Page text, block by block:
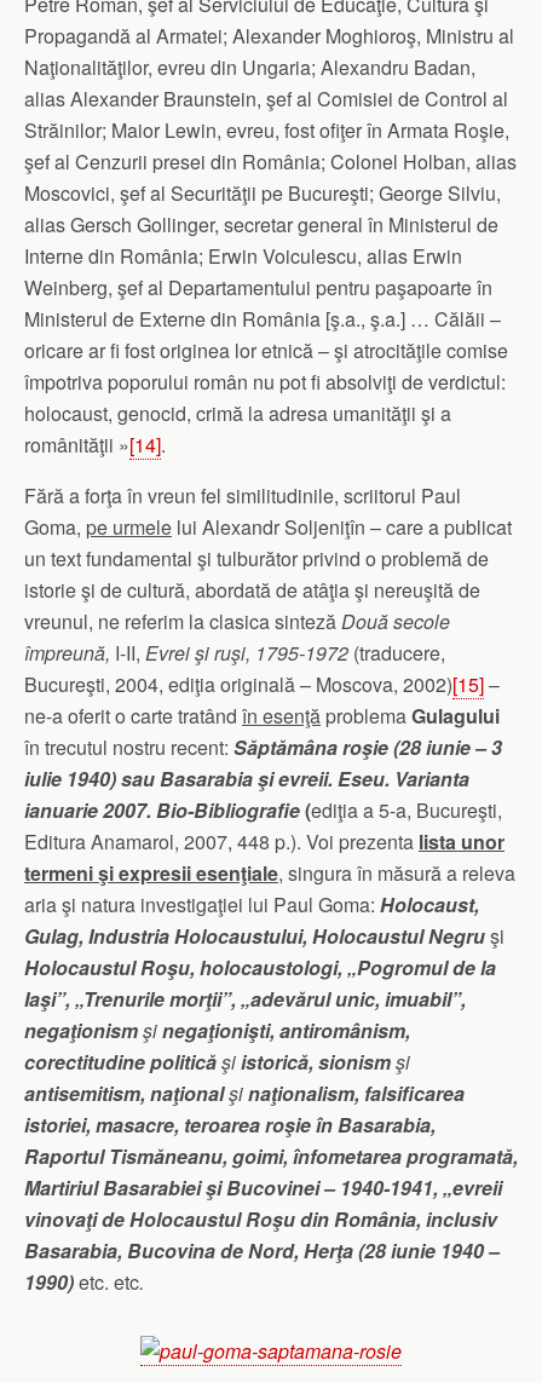
Propagandă al Armatei; Alexander Moghioroş, Ministru al
Naţionalităţilor, evreu din Ungaria; Alexandru Badan,
alias Alexander Braunstein, şef al Comisiei de Control al
Străinilor; Maior Lewin, evreu, fost ofiţer în Armata Roşie,
şef al Cenzurii presei din România; Colonel Holban, alias
Moscovici, şef al Securităţii pe Bucureşti; George Silviu,
alias Gersch Gollinger, secretar general în Ministerul de
Interne din România; Erwin Voiculescu, alias Erwin
Weinberg, şef al Departamentului pentru paşapoarte în
Ministerul de Externe din România [ş.a., ş.a.] … Călăii –
oricare ar fi fost originea lor etnică – şi atrocităţile comise
împotriva poporului român nu pot fi absolviţi de verdictul:
holocaust, genocid, crimă la adresa umanităţii şi a
românităţii »[14].
Fără a forţa în vreun fel similitudinile, scriitorul Paul
Goma, pe urmele lui Alexandr Soljeniţîn – care a publicat
un text fundamental şi tulburător privind o problemă de
istorie şi de cultură, abordată de atâţia şi nereuşită de
vreunul, ne referim la clasica sintezăDouă secole
împreună, I-II, Evrei şi ruşi, 1795-1972 (traducere,
Bucureşti, 2004, ediţia originală – Moscova, 2002)[15]–
ne-a oferit o carte tratând în esenţă problemaGulagului
în trecutul nostru recent: Săptămâna roşie (28 iunie – 3
iulie 1940) sau Basarabia şi evreii. Eseu. Varianta
ianuarie 2007. Bio-Bibliografie(ediţia a 5-a, Bucureşti,
Editura Anamarol, 2007, 448 p.). Voi prezenta lista unor
termeni şi expresii esenţiale, singura în măsură a releva
aria şi natura investigaţiei lui Paul Goma: Holocaust,
Gulag, Industria Holocaustului, Holocaustul Negruşi
Holocaustul Roşu, holocaustologi, „Pogromul de la
Iaşi”, „Trenurile morţii”, „adevărul unic, imuabil”,
negaţionismşinegaţionişti, antiromânism,
corectitudine politicăşiistorică, sionismşi
antisemitism, naţionalşinaţionalism, falsificarea
istoriei, masacre, teroarea roşie în Basarabia,
Raportul Tismăneanu, goimi, înfometarea programată,
Martiriul Basarabiei şi Bucovinei – 1940-1941, „evreii
vinovaţi de Holocaustul Roşu din România, inclusiv
Basarabia, Bucovina de Nord, Herţa (28 iunie 1940 –
1990)etc. etc.